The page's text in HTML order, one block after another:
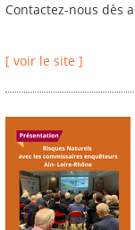
Contactez-nous dès
[ voir le site ]